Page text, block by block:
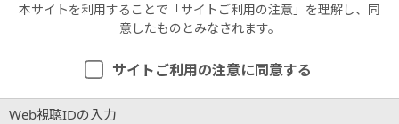
本サイトを利用することで「サイトご利用の注意」を理解し、同
意したものとみなされます。
サイトご利用の注意に同意する
Web視聴IDの入力